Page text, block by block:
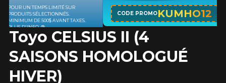
RECHERCHE DE PNEUS VOIR TOUT
Rechercher par
Par dimensions Par véhicule
Recherche par dimensions
ROUES
RECHERCHE DE ROUES
Par véhicule
ENSEMBLES
RECHERCHE D'ENSEMBLES
PROMOTIONS
Toyo CELSIUS II (4
SAISONS HOMOLOGUÉ
HIVER)
CODE PROMOKUMHO12
APPLICABLE SUR TOUT ACHAT DE 4
PNEUS DE MARQUE KUMHO* PLUS
D'INFO